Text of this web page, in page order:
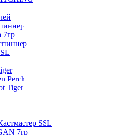
7гр
Perch
Tiger
SSL
7гр